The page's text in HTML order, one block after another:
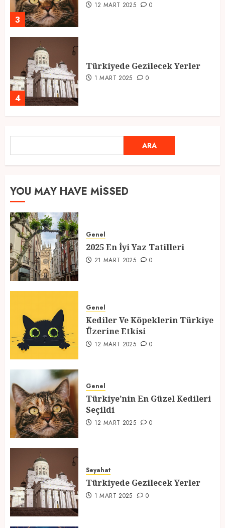
3
12 MART 2025 0
4
Türkiyede Gezilecek Yerler
1 MART 2025 0
Ramazan Ayı 2025: Manevi
Atmosfer ve Özel Hazırlıklar
1
21 MART 2025
2
Üzerine Etkisi
12 MART 2025 0
3
Seçildi
12 MART 2025 0
4
1 MART 2025
ARA
YOU MAY HAVE MISSED
Genel
2025 En İyi Yaz Tatilleri
21 MART 2025 0
Genel
Kediler Ve Köpeklerin Türkiye
Üzerine Etkisi
12 MART 2025 0
Genel
Türkiye’nin En Güzel Kedileri
Seçildi
12 MART 2025 0
Seyahat
Türkiyede Gezilecek Yerler
1 MART 2025 0